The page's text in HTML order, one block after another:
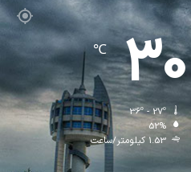
30
℃
36º - 27º
52%
1.53 کیلومتر/ساعت